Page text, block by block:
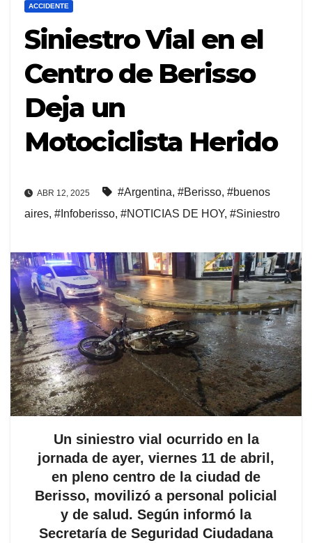
ACCIDENTE
Siniestro Vial en el
Centro de Berisso
Deja un
Motociclista Herido
ABR 12, 2025 #Argentina, #Berisso, #buenos
aires, #Infoberisso, #NOTICIAS DE HOY, #Siniestro
Un siniestro vial ocurrido en la
jornada de ayer, viernes 11 de abril,
en pleno centro de la ciudad de
Berisso, movilizó a personal policial
y de salud. Según informó la
Secretaría de Seguridad Ciudadana